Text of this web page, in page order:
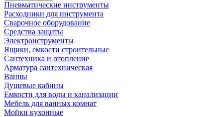
Пневматические инструменты
Расходники для инструмента
Сварочное оборудование
Средства защиты
Электроиструменты
Ящики, емкости строительные
Сантехника и отопление
Арматура сантехническая
Ванны
Душевые кабины
Емкости для воды и канализации
Мебель для ванных комнат
Мойки кухонные